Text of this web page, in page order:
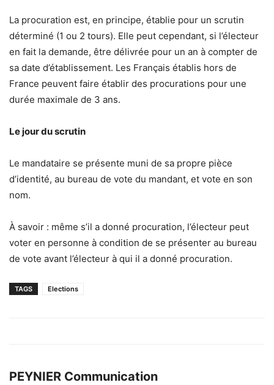
La procuration est, en principe, établie pour un scrutin
déterminé (1 ou 2 tours). Elle peut cependant, si l’électeur
en fait la demande, être délivrée pour un an à compter de
sa date d’établissement. Les Français établis hors de
France peuvent faire établir des procurations pour une
durée maximale de 3 ans.
Le jour du scrutin
Le mandataire se présente muni de sa propre pièce
d’identité, au bureau de vote du mandant, et vote en son
nom.
À savoir : même s’il a donné procuration, l’électeur peut
voter en personne à condition de se présenter au bureau
de vote avant l’électeur à qui il a donné procuration.
TAGS Elections
PEYNIER Communication